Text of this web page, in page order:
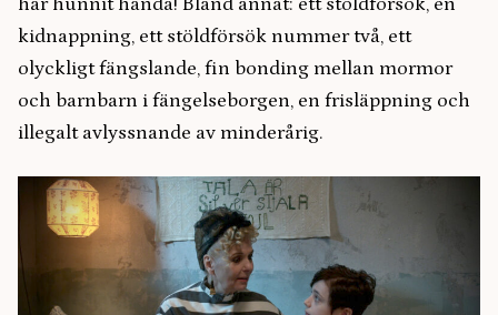
har hunnit hända! Bland annat: ett stöldförsök, en
kidnappning, ett stöldförsök nummer två, ett
olyckligt fängslande, fin bonding mellan mormor
och barnbarn i fängelseborgen, en frisläppning och
illegalt avlyssnande av minderårig.